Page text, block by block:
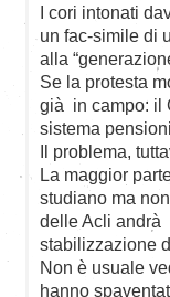
I cori intonati
un fac-simile di
alla
Se la protesta
già in campo: il
sistema
Il problema,
La maggior
studiano ma
delle Acli andrà
stabilizzazione
Non è usuale
hanno